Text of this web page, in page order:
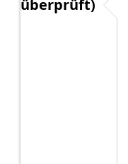
überprüft)
0711